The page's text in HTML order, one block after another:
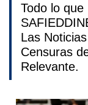
Todo lo
Las
Censuras
Relevante.